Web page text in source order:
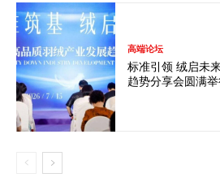
高端论坛
标准引领 绒启未
趋势分享会圆满